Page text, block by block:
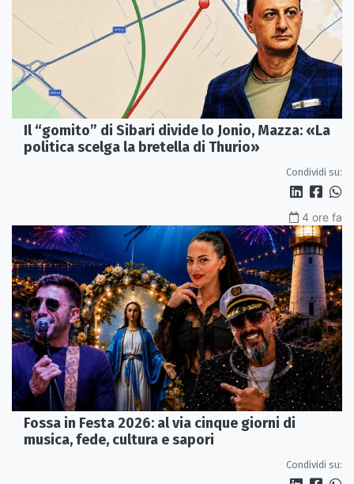
Il “gomito” di Sibari divide lo Jonio, Mazza: «La
politica scelga la bretella di Thurio»
Condividi su:
4 ore fa
Fossa in Festa 2026: al via cinque giorni di
musica, fede, cultura e sapori
Condividi su: